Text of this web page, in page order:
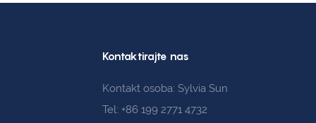
Kontaktirajte nas
Kontakt osoba: Sylvia Sun
Tel: +86 199 2771 4732